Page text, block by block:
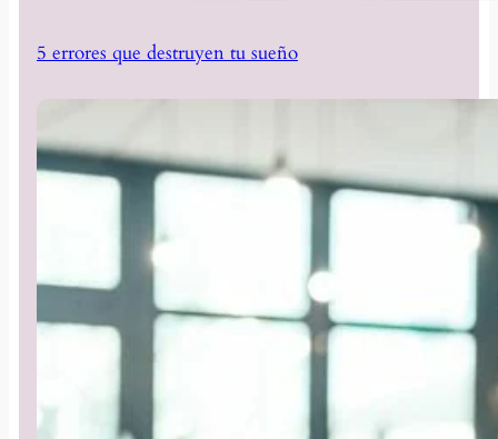
5 errores que destruyen tu sueño